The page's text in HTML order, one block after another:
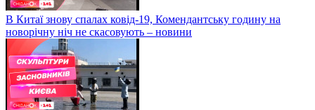
В Китаї знову спалах ковід-19, Комендантську годину на
новорічну ніч не скасовують – новини